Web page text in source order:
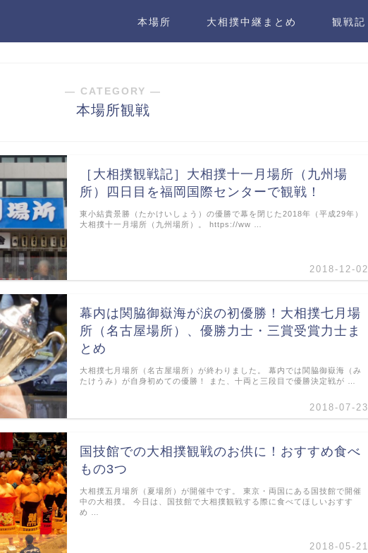
本場所 大相撲中継まとめ 観戦記
― CATEGORY ―
本場所観戦
［大相撲観戦記］大相撲十一月場所（九州場
所）四日目を福岡国際センターで観戦！
2018-12-02
東小結貴景勝（たかけいしょう）の優勝で幕を閉じた2018年（平成29年）
大相撲十一月場所（九州場所）。 https://ww …
幕内は関脇御嶽海が涙の初優勝！大相撲七月場
所（名古屋場所）、優勝力士・三賞受賞力士ま
とめ
2018-07-23
大相撲七月場所（名古屋場所）が終わりました。 幕内では関脇御嶽海（み
たけうみ）が自身初めての優勝！ また、十両と三段目で優勝決定戦が …
国技館での大相撲観戦のお供に！おすすめ食べ
もの3つ
2018-05-21
大相撲五月場所（夏場所）が開催中です。 東京・両国にある国技館で開催
中の大相撲。 今日は、国技館で大相撲観戦する際に食べてほしいおすす
め …